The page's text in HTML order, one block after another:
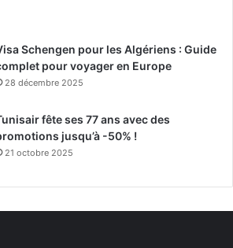
Schengen pour les Algériens : Guide
pour voyager en Europe
28 décembre 2025
fête ses 77 ans avec des
jusqu’à -50% !
21 octobre 2025